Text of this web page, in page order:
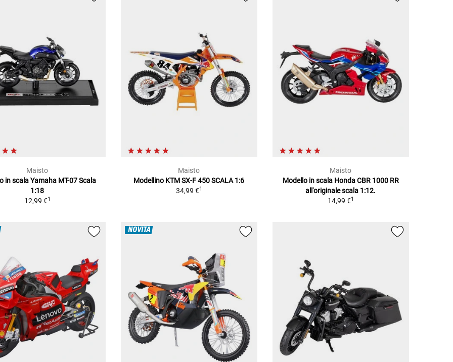
Maisto
in scala Yamaha MT-07 Scala
1:18
12,99 €1
Maisto
Modellino KTM SX-F 450 SCALA 1:6
34,99 €1
Maisto
Modello in scala Honda CBR 1000 RR
all'originale scala 1:12.
14,99 €1
NOVITÀ